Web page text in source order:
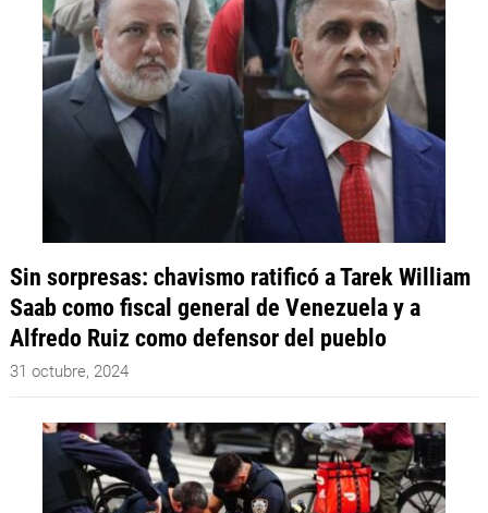
Sin sorpresas: chavismo ratificó a Tarek William
Saab como fiscal general de Venezuela y a
Alfredo Ruiz como defensor del pueblo
31 octubre, 2024